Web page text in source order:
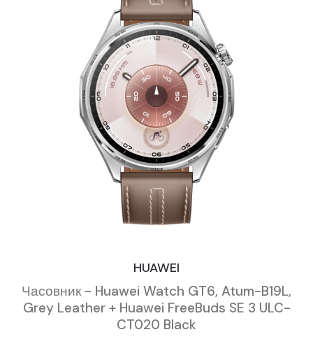
HUAWEI
Часовник - Huawei Watch GT6, Atum-B19L,
Grey Leather + Huawei FreeBuds SE 3 ULC-
CT020 Black